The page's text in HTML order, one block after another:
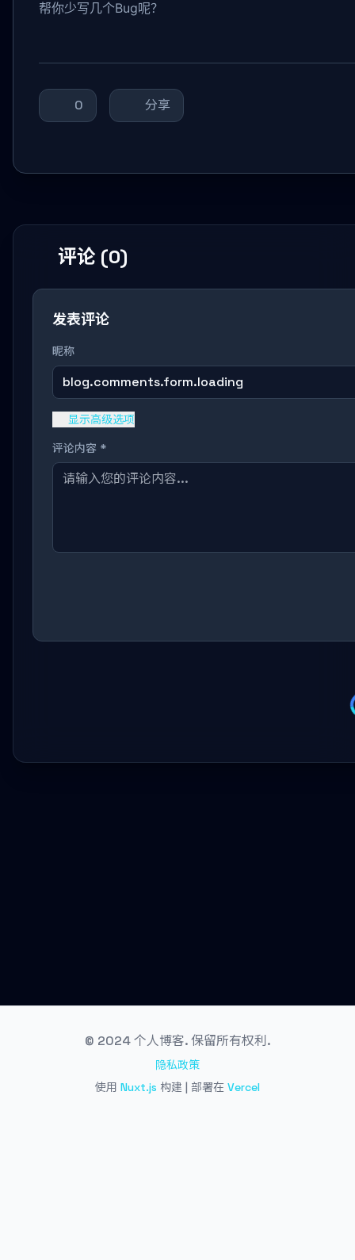
帮你少写几个Bug呢？
0 分享
评论 (0)
发表评论
昵称
blog.comments.form.loading
显示高级选项
评论内容 *
© 2024 个人博客. 保留所有权利.
隐私政策
使用 Nuxt.js 构建 | 部署在 Vercel